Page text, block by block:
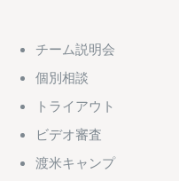
チーム説明会
個別相談
トライアウト
ビデオ審査
渡米キャンプ